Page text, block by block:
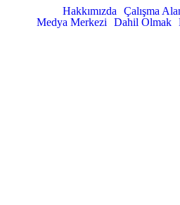
Hakkımızda
Çalışma
Medya Merkezi
Dahil Olmak